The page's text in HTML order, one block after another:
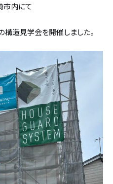
市内にて
構造見学会を開催しました。